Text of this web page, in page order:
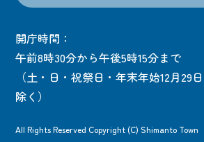
開庁時間：
午前8時30分から午後5時15分まで
（土・日・祝祭日・年末年始12月29
除く）
All Rights Reserved Copyright (C) Shimanto Town